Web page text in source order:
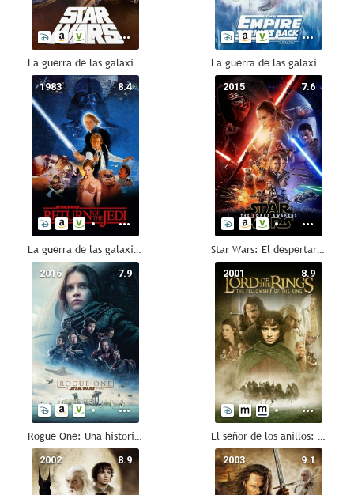
La guerra de las galaxias. Episodio IV: Una nueva esperanza La guerra de las galaxias. Episodio V: El imperio contraataca
8.4
1983
La guerra de las galaxias. Episodio VI: El retorno del Jedi
7.6
2015
Star Wars: El despertar de la Fuerza
7.9
2016
Rogue One: Una historia de Star Wars
8.9
2001
El señor de los anillos: La comunidad del anillo
8.9
2002 9.1
2003